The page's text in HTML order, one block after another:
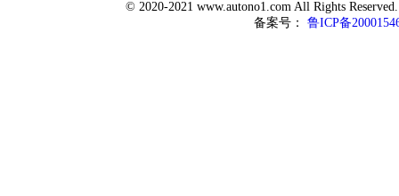
© 2020-2021 www.autono1.com All Rights
备案号：
鲁ICP备